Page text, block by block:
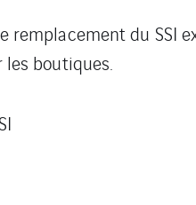
remplacement du SSI
les boutiques.